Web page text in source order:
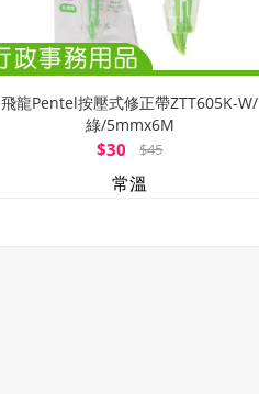
飛龍Pentel按壓式修正帶ZTT605K-W/
綠/5mmx6M
$30 $45
常溫